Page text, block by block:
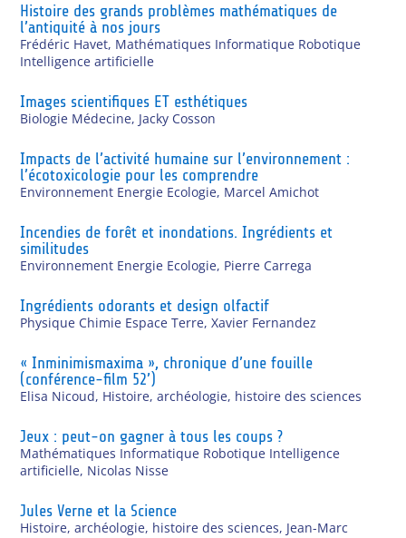
Histoire des grands problèmes mathématiques de
l’antiquité à nos jours
Frédéric Havet, Mathématiques Informatique Robotique
Intelligence artificielle
Images scientifiques ET esthétiques
Biologie Médecine, Jacky Cosson
Impacts de l’activité humaine sur l’environnement :
l’écotoxicologie pour les comprendre
Environnement Energie Ecologie, Marcel Amichot
Incendies de forêt et inondations. Ingrédients et
similitudes
Environnement Energie Ecologie, Pierre Carrega
Ingrédients odorants et design olfactif
Physique Chimie Espace Terre,Xavier Fernandez
« Inminimismaxima », chronique d’une fouille
(conférence-film 52’)
Elisa Nicoud, Histoire, archéologie, histoire des sciences
Jeux : peut-on gagner à tous les coups ?
Mathématiques Informatique Robotique Intelligence
artificielle, Nicolas Nisse
Jules Verne et la Science
Histoire, archéologie, histoire des sciences, Jean-Marc